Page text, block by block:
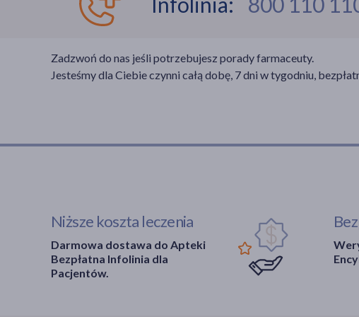
Zadzwoń do nas jeśli potrzebujesz porady farmaceuty.
Jesteśmy dla Ciebie czynni całą dobę, 7 dni w tygodniu,
Niższe koszta leczenia
Darmowa dostawa do Apteki
Bezpłatna Infolinia dla
Pacjentów.